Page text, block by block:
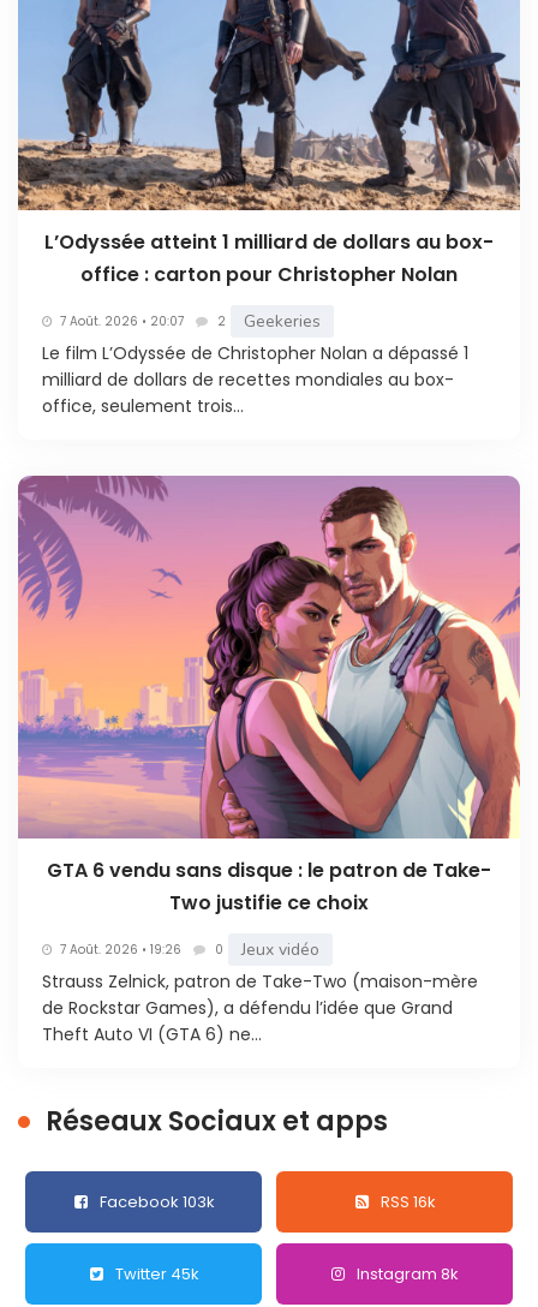
L’Odyssée atteint 1 milliard de dollars au box-
office : carton pour Christopher Nolan
7 Août. 2026 • 20:07 2 Geekeries
Le film L’Odyssée de Christopher Nolan a dépassé 1
milliard de dollars de recettes mondiales au box-
office, seulement trois...
GTA 6 vendu sans disque : le patron de Take-
Two justifie ce choix
7 Août. 2026 • 19:26 0 Jeux vidéo
Strauss Zelnick, patron de Take-Two (maison-mère
de Rockstar Games), a défendu l’idée que Grand
Theft Auto VI (GTA 6) ne...
Réseaux Sociaux et apps
Facebook 103k RSS 16k
Twitter 45k Instagram 8k